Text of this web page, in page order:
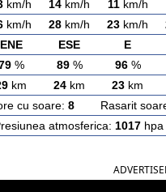
km/h 14 km/h 11km/h
km/h 28 km/h 23 km/h
ENE ESE E
% 89% 96%
km 24 km 23 km
cu soare: 8 Rasarit
atmosferica: 1017